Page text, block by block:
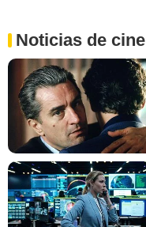
Noticias de cine